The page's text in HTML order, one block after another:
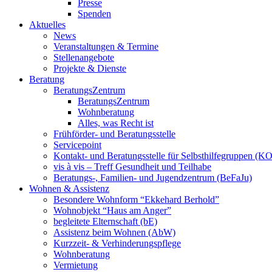
Presse
Spenden
Aktuelles
News
Veranstaltungen & Termine
Stellenangebote
Projekte & Dienste
Beratung
BeratungsZentrum
BeratungsZentrum
Wohnberatung
Alles, was Recht ist
Frühförder- und Beratungsstelle
Servicepoint
Kontakt- und Beratungsstelle für Selbsthilfegruppen
vis à vis – Treff Gesundheit und Teilhabe
Beratungs-, Familien- und Jugendzentrum (BeFaJu)
Wohnen & Assistenz
Besondere Wohnform “Ekkehard Berhold”
Wohnobjekt “Haus am Anger”
begleitete Elternschaft (bE)
Assistenz beim Wohnen (AbW)
Kurzzeit- & Verhinderungspflege
Wohnberatung
Vermietung